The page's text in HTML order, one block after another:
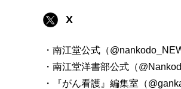
X
・南江堂公式（
・南江堂洋書部公式（
・『がん看護』編集室（